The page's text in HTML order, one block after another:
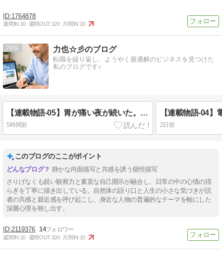
1764878
週間IN:10 週間OUT:120 月間IN:10
20 力也☆彡のブログ
転職を繰り返し、ようやく最適解のビジネスを見つけた
私のブログです♪
【連載物語-05】胃が痛い夜が続いた。でも、家族がいたから辞められなかった
5時間前 2日前
このブログのここがポイント
静かな内面描写と共感を誘う個性描写
さりげなくも鋭い観察力と素直な自己開示が融合し、日常の中の心情の揺
らぎを丁寧に描き出している。自然体の語り口と人生の小さな気づきが読
者の共感と親近感を呼び起こし、身近な人物の普遍的なテーマを軸にした
深層心理を映し出す。
2119376 14
週間IN:10 週間OUT:100 月間IN:10